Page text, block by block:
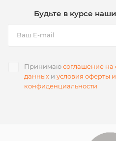
Будьте в курсе
Принимаюсоглашение на
данных и условия оферты
конфиденциальности